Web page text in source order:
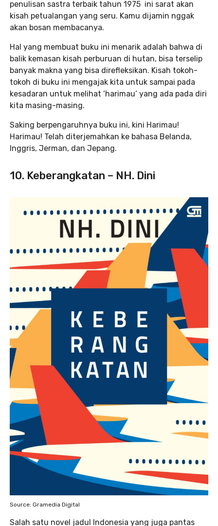
penulisan sastra terbaik tahun 1975 ini sarat akan
kisah petualangan yang seru. Kamu dijamin nggak
akan bosan membacanya.
Hal yang membuat buku ini menarik adalah bahwa di
balik kemasan kisah perburuan di hutan, bisa terselip
banyak makna yang bisa direfleksikan. Kisah tokoh-
tokoh di buku ini mengajak kita untuk sampai pada
kesadaran untuk melihat ‘harimau’ yang ada pada diri
kita masing-masing.
Saking berpengaruhnya buku ini, kini Harimau!
Harimau! Telah diterjemahkan ke bahasa Belanda,
Inggris, Jerman, dan Jepang.
10. Keberangkatan – NH. Dini
Source: Gramedia Digital
Salah satu novel jadul Indonesia yang juga pantas